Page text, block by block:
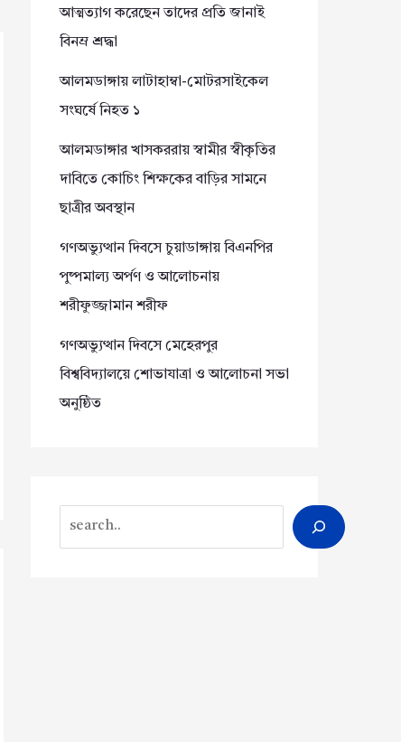
আত্মত্যাগ করেছেন তাদের প্রতি জানাই
বিনম্র শ্রদ্ধা
আলমডাঙ্গায় লাটাহাম্বা-মোটরসাইকেল
সংঘর্ষে নিহত ১
আলমডাঙ্গার খাসকররায় স্বামীর স্বীকৃতির
দাবিতে কোচিং শিক্ষকের বাড়ির সামনে
ছাত্রীর অবস্থান
গণঅভ্যুত্থান দিবসে চুয়াডাঙ্গায় বিএনপির
পুষ্পমাল্য অর্পণ ও আলোচনায়
শরীফুজ্জামান শরীফ
গণঅভ্যুত্থান দিবসে মেহেরপুর
বিশ্ববিদ্যালয়ে শোভাযাত্রা ও আলোচনা সভা
অনুষ্ঠিত